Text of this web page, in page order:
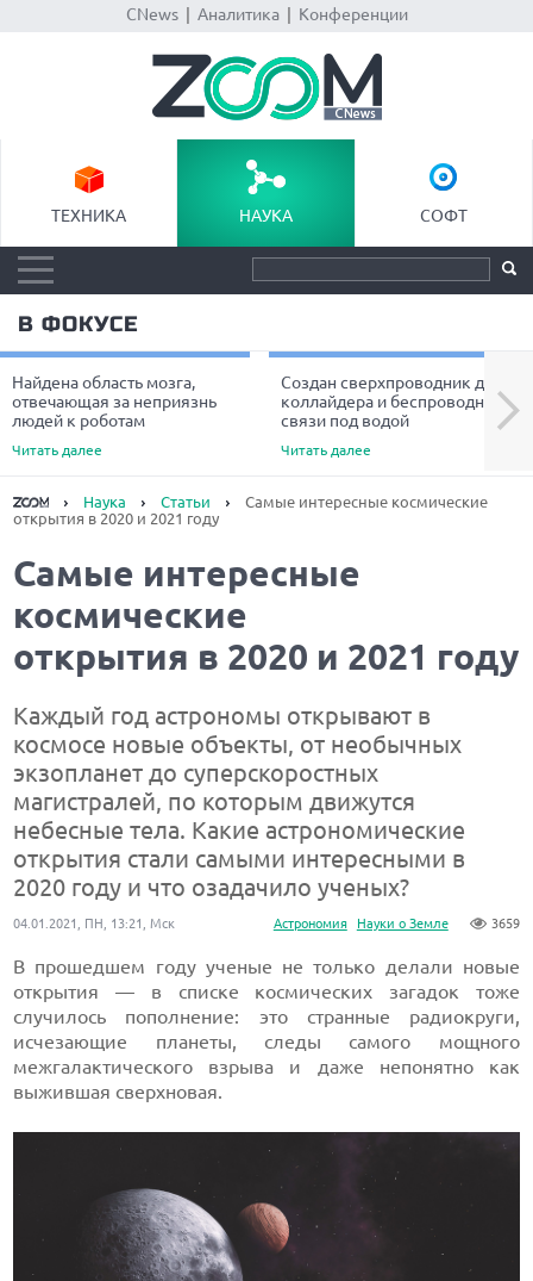
CNews| Аналитика| Конференции
ТЕХНИКА НАУКА СОФТ
В ФОКУСЕ
Найдена область мозга,
отвечающая за неприязнь
людей к роботам
Читать далее
Создан сверхпроводник для
коллайдера и беспроводной
связи под водой
Читать далее
Next
Наука Статьи
Самые интересные космические
открытия в 2020 и 2021 году
Самые интересные
космические
открытия в 2020 и 2021 году
Каждый год астрономы открывают в
космосе новые объекты, от необычных
экзопланет до суперскоростных
магистралей, по которым движутся
небесные тела. Какие астрономические
открытия стали самыми интересными в
2020 году и что озадачило ученых?
Астрономия Науки о Земле 3659
04.01.2021, ПН, 13:21, Мск
В прошедшем году ученые не только делали новые
открытия — в списке космических загадок тоже
случилось пополнение: это странные радиокруги,
исчезающие планеты, следы самого мощного
межгалактического взрыва и даже непонятно как
выжившая сверхновая.